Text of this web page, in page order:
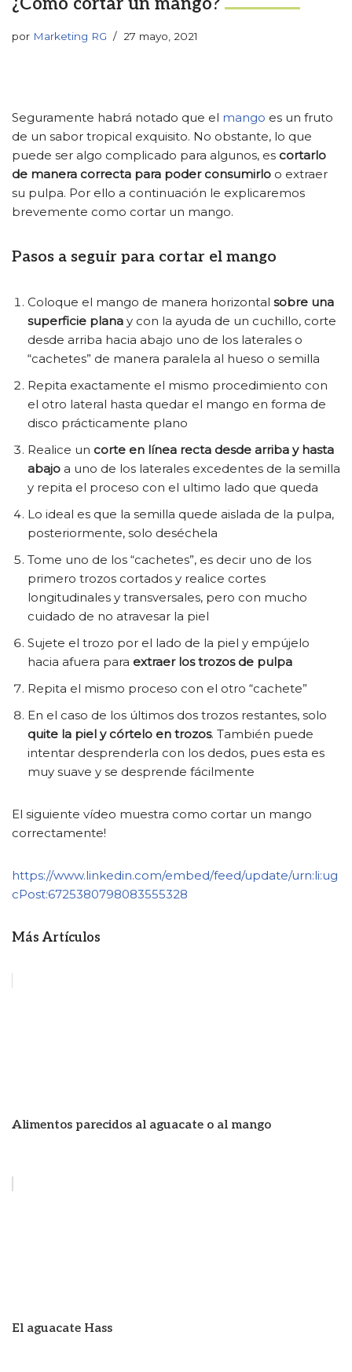
por Marketing RG 27 mayo, 2021
Seguramente habrá notado que el mango es un fruto
de un sabor tropical exquisito. No obstante, lo que
puede ser algo complicado para algunos, es cortarlo
de manera correcta para poder consumirlo o extraer
su pulpa. Por ello a continuación le explicaremos
brevemente como cortar un mango.
Pasos a seguir para cortar el mango
Coloque el mango de manera horizontal sobre una
superficie plana y con la ayuda de un cuchillo, corte
desde arriba hacia abajo uno de los laterales o
“cachetes” de manera paralela al hueso o semilla
Repita exactamente el mismo procedimiento con
el otro lateral hasta quedar el mango en forma de
disco prácticamente plano
Realice un corte en línea recta desde arriba y hasta
abajo a uno de los laterales excedentes de la semilla
y repita el proceso con el ultimo lado que queda
Lo ideal es que la semilla quede aislada de la pulpa,
posteriormente, solo deséchela
Tome uno de los “cachetes”, es decir uno de los
primero trozos cortados y realice cortes
longitudinales y transversales, pero con mucho
cuidado de no atravesar la piel
Sujete el trozo por el lado de la piel y empújelo
hacia afuera para extraer los trozos de pulpa
Repita el mismo proceso con el otro “cachete”
En el caso de los últimos dos trozos restantes, solo
quite la piel y córtelo en trozos. También puede
intentar desprenderla con los dedos, pues esta es
muy suave y se desprende fácilmente
El siguiente vídeo muestra como cortar un mango
correctamente!
https://www.linkedin.com/embed/feed/update/urn:li:ug
cPost:6725380798083555328
Más Artículos
Alimentos parecidos al aguacate o al mango
El aguacate Hass